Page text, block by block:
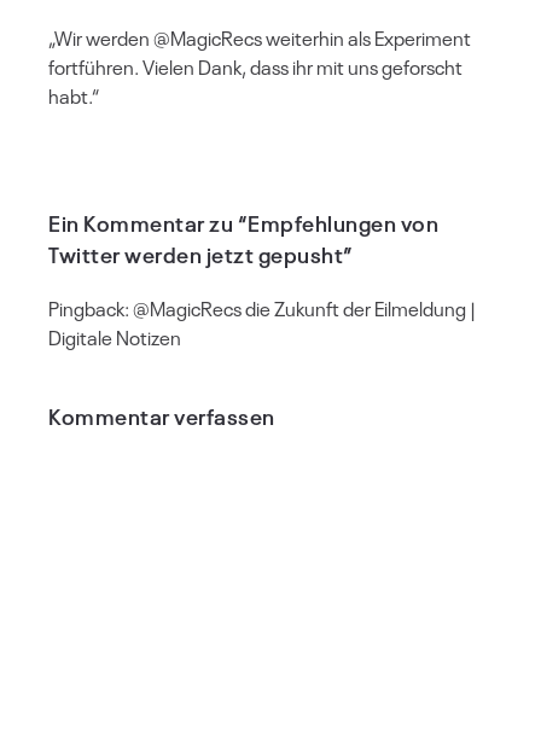
„Wir werden @MagicRecs weiterhin als Experiment
fortführen. Vielen Dank, dass ihr mit uns geforscht
habt.“
Ein Kommentar zu “Empfehlungen von
Twitter werden jetzt gepusht”
Pingback:@MagicRecs die Zukunft der Eilmeldung |
Digitale Notizen
Kommentar verfassen